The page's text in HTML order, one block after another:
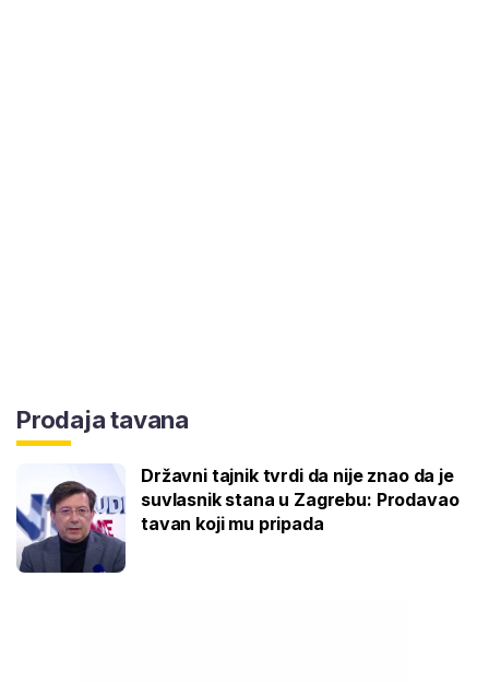
Prodaja tavana
Državni tajnik tvrdi da nije znao da je
suvlasnik stana u Zagrebu: Prodavao
tavan koji mu pripada